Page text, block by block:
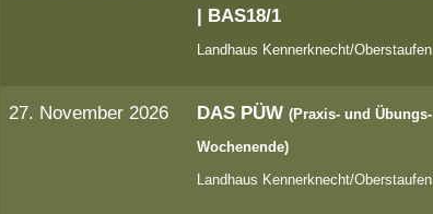
| BAS18/1
Landhaus Kennerknecht/Oberstaufen
27. November 2026 DAS PÜW (Praxis- und Übungs-
Wochenende)
Landhaus Kennerknecht/Oberstaufen